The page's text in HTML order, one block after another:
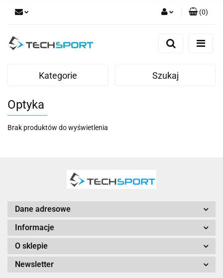
Zaloguj się
(0)
Kategorie Szukaj
Optyka
Brak produktów do wyświetlenia
Dane adresowe
Informacje
O sklepie
Newsletter